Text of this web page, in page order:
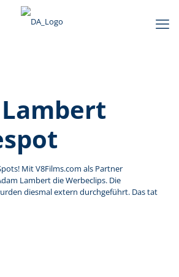
Mit V8Films.com als Partner
Lambert die Werbeclips. Die
diesmal extern durchgeführt. Das tat